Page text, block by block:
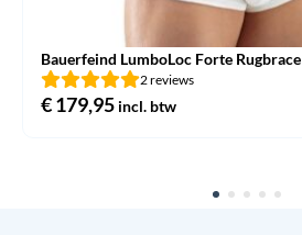
Bauerfeind LumboLoc Forte Rugbrace
2 reviews
€179,95 incl. btw